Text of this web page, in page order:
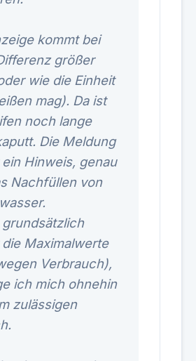
kommt bei
größer
wie die Einheit
mag). Da ist
noch lange
Die Meldung
Hinweis, genau
Nachfüllen von
grundsätzlich
Maximalwerte
Verbrauch),
ich mich ohnehin
zulässigen